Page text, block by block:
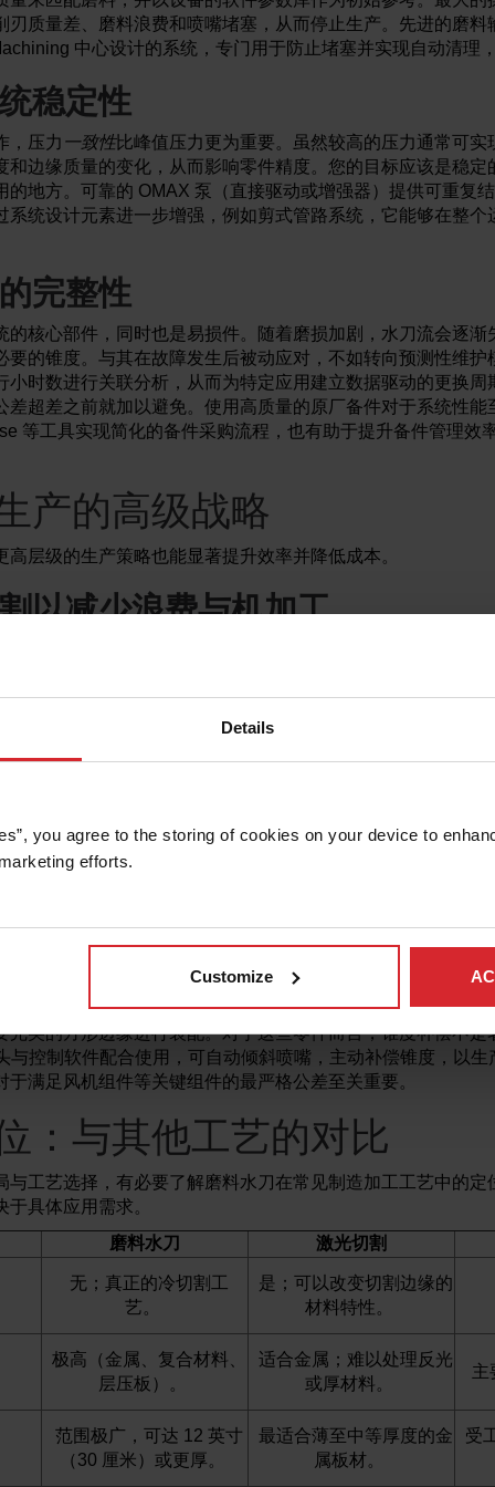
Details
you agree to the storing of cookies on your device to
efforts.
Customize
刃质量差、磨料浪费和喷嘴堵塞，从而停止生产。先进的磨料
中心设计的系统，专门用于防止堵塞并实现自动清理
稳定性
，压力 一致性比峰值压力更为重要。虽然较高的压力通常可实
和边缘质量的变化，从而影响零件精度。您的目标应该是稳定
的地方。可靠的 OMAX 泵（直接驱动或增强器）提供可重复
系统设计元素进一步增强，例如剪式管路系统，它能够在整个
完整性
的核心部件，同时也是易损件。随着磨损加剧，水刀流会逐渐
要的锥度。与其在故障发生后被动应对，不如转向预测性维护
小时数进行关联分析，从而为特定应用建立数据驱动的更换周
差超差之前就加以避免。使用高质量的原厂备件对于系统性能
等工具实现简化的备件采购流程，也有助于提升备件管理效
产的高级战略
高层级的生产策略也能显著提升效率并降低成本。
以减少浪费与机加工
工。在实施过程中，需要与下游机加工部门协同确定最佳余量
切割效率与最终机加工效率之间取得平衡。通过采用水刀进
略家。共边切割（即两个相邻零件共用一条切割线）等高级功
践，请务必在切割整板之前使用软件的模拟功能验证排样布局
艺的自然特征，尤其是在厚材料中。虽然通常可忽略不计，但
完美的方形边缘进行装配。对于这些零件而言，锥度补偿不是
与控制软件配合使用，可自动倾斜喷嘴，主动补偿锥度，以
于满足风机组件等关键组件的最严格公差至关重要。
：与其他工艺的对比
与工艺选择，有必要了解磨料水刀在常见制造加工工艺中的定
具体应用需求。
磨料水刀
激光切割
无；真正的冷切割工
艺。
是；可以改变切割边缘的
材料特性。
极高（金属、复合材料、
层压板）。
适合金属；难以处理反光
或厚材料。
主
范围极广，可达 12 英寸
（30 厘米）或更厚。
最适合薄至中等厚度的金
属板材。
受